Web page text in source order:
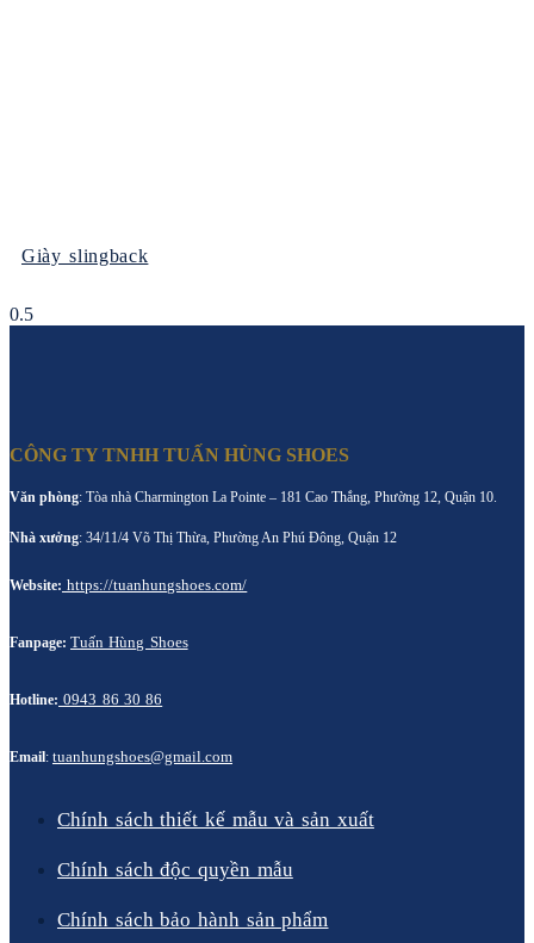
Giày slingback
CÔNG TY TNHH TUẤN HÙNG SHOES
Văn phòng: Tòa nhà Charmington La Pointe – 181 Cao Thắng, Phường 12, Quận 10.
Nhà xưởng: 34/11/4 Võ Thị Thừa, Phường An Phú Đông, Quận 12
Website: https://tuanhungshoes.com/
Fanpage: Tuấn Hùng Shoes
Hotline: 0943 86 30 86
Email: tuanhungshoes@gmail.com
Chính sách thiết kế mẫu và sản xuất
Chính sách độc quyền mẫu
Chính sách bảo hành sản phẩm